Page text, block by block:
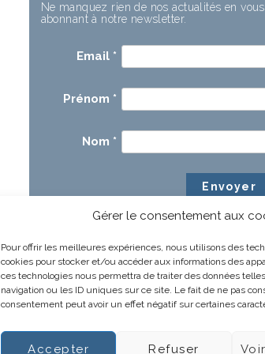
Gérer le consentement aux
Pour offrir les meilleures expériences, nous utilisons des
cookies pour stocker et/ou accéder aux informations des
ces technologies nous permettra de traiter des données
navigation ou les ID uniques sur ce site. Le fait de ne pas
consentement peut avoir un effet négatif sur certaines
Accepter Refuser
Ne manquez rien de nos actualités en vous
abonnant à notre newsletter.
Email *
Prénom *
Nom *